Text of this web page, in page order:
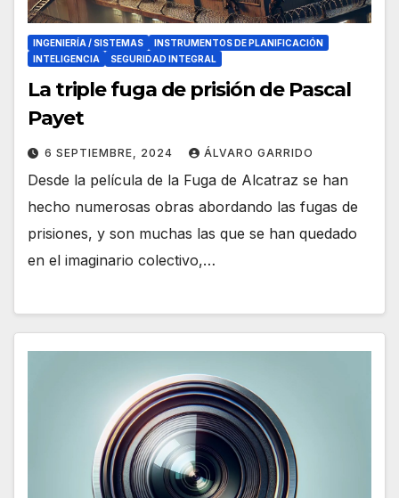
INGENIERÍA / SISTEMAS
INSTRUMENTOS DE PLANIFICACIÓN
INTELIGENCIA
SEGURIDAD INTEGRAL
La triple fuga de prisión de Pascal
Payet
6 SEPTIEMBRE, 2024 ÁLVARO GARRIDO
Desde la película de la Fuga de Alcatraz se han
hecho numerosas obras abordando las fugas de
prisiones, y son muchas las que se han quedado
en el imaginario colectivo,…